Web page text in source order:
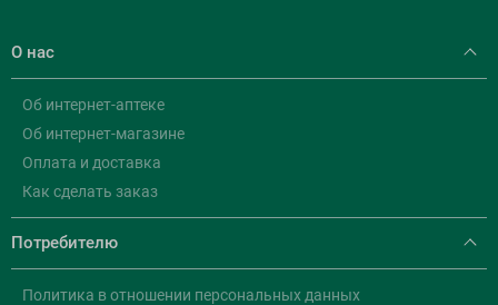
О нас
Об интернет-аптеке
Об интернет-магазине
Оплата и доставка
Как сделать заказ
Потребителю
Политика в отношении персональных данных